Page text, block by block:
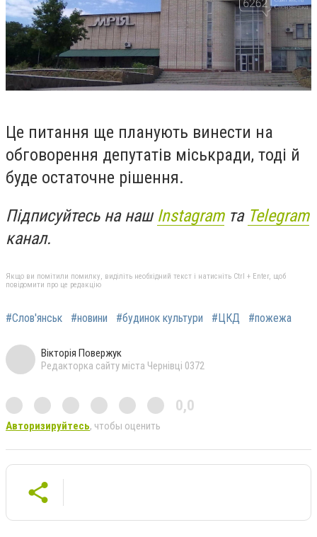
Це питання ще планують винести на
обговорення депутатів міськради, тоді й
буде остаточне рішення.
Підписуйтесь на наш Instagramта Telegram
канал.
Якщо ви помітили помилку, виділіть необхідний текст і натисніть Ctrl + Enter, щоб
повідомити про це редакцію
#Слов'янськ #новини #будинок культури #ЦКД #пожежа
Вікторія Повержук
Редакторка сайту міста Чернівці 0372
0,0
Авторизируйтесь, чтобы оценить